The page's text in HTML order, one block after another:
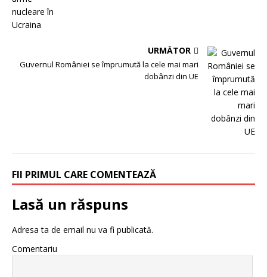
URMĂTOR
Guvernul României se împrumută la cele mai mari
dobânzi din UE
FII PRIMUL CARE COMENTEAZĂ
Lasă un răspuns
Adresa ta de email nu va fi publicată.
Comentariu